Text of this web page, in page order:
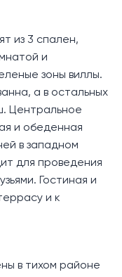
из 3 спален,
и
зоны виллы.
а в остальных
Центральное
и обеденная
в западном
для проведения
Гостиная и
и к
в тихом районе